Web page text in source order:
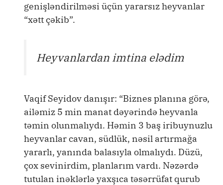
genişləndirilməsi üçün yararsız heyvanlar
“xətt çəkib”.
Heyvanlardan imtina elədim
Vaqif Seyidov danışır: “Biznes planına görə,
ailəmiz 5 min manat dəyərində heyvanla
təmin olunmalıydı. Həmin 3 baş iribuynuzlu
heyvanlar cavan, südlük, nəsil artırmağa
yararlı, yanında balasıyla olmalıydı. Düzü,
çox sevinirdim, planlarım vardı. Nəzərdə
tutulan inəklərlə yaxşıca təsərrüfat qurub